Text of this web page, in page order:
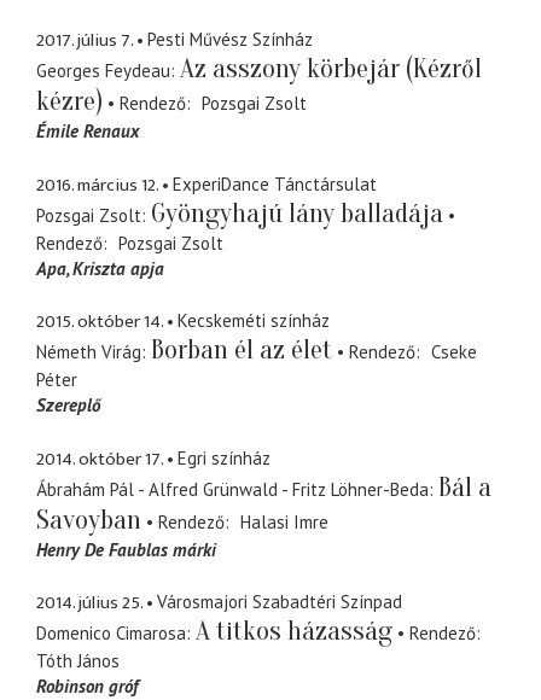
2017. július 7.
Pesti Művész Színház
Georges Feydeau Az asszony körbejár (Kézről
kézre)
Rendező
Pozsgai Zsolt
Émile Renaux
2016. március 12.
ExperiDance Tánctársulat
Pozsgai Zsolt Gyöngyhajú lány balladája
Rendező
Pozsgai Zsolt
Apa Kriszta apja
2015. október 14.
Kecskeméti színház
Németh Virág Borban él az élet Rendező
Cseke
Péter
Szereplő
2014. október 17.
Egri színház
Ábrahám Pál - Alfred Grünwald - Fritz Löhner-Beda Bál a
Savoyban
Rendező
Halasi Imre
Henry De Faublas márki
2014. július 25.
Városmajori Szabadtéri Színpad
Domenico Cimarosa A titkos házasság
Rendező
Tóth János
Robinson gróf